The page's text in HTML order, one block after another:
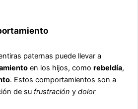
paternas puede llevar a
en los hijos, como rebeldía,
. Estos comportamientos son a
de su frustración y dolor